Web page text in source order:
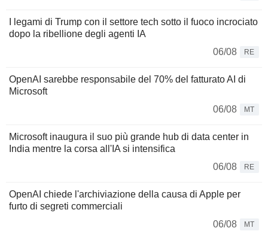
I legami di Trump con il settore tech sotto il fuoco incrociato
dopo la ribellione degli agenti IA
06/08
RE
OpenAI sarebbe responsabile del 70% del fatturato AI di
Microsoft
06/08
MT
Microsoft inaugura il suo più grande hub di data center in
India mentre la corsa all'IA si intensifica
06/08
RE
OpenAI chiede l'archiviazione della causa di Apple per
furto di segreti commerciali
06/08
MT